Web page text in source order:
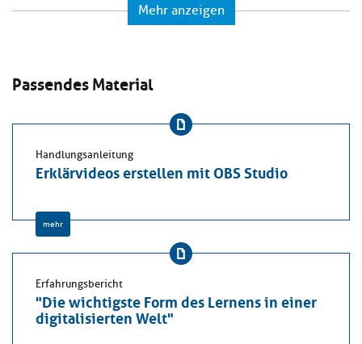
Mehr anzeigen
Passendes Material
Handlungsanleitung
Erklärvideos erstellen mit OBS Studio
mehr
Erfahrungsbericht
"Die wichtigste Form des Lernens in einer
digitalisierten Welt"